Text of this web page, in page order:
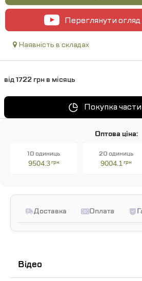
Переглянути
Наявність в складах
від 1722 грн в місяць
Покупка
Оптова ціна:
10 одиниць
9504.3грн
20 одиниць
9004.1грн
Доставка Оплата
Відео